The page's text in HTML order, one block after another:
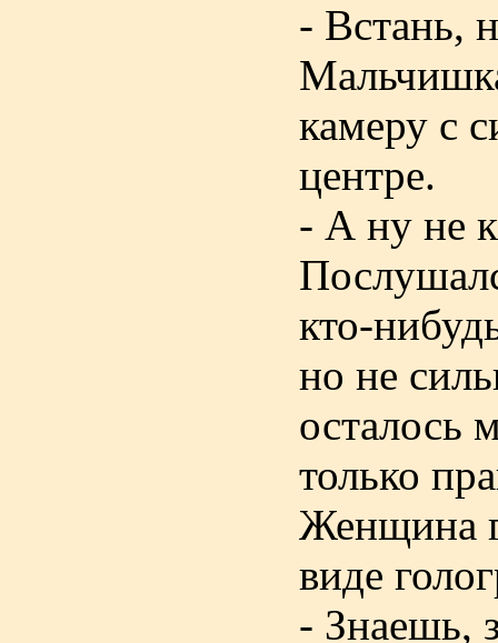
- Встань,
камеру с
центре.
- А ну не
кто-
но не
осталось
только
Женщина
виде
- Знаешь,